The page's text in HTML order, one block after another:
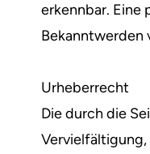
erkennbar. Eine
Bekanntwerden
Urheberrecht
Die durch die